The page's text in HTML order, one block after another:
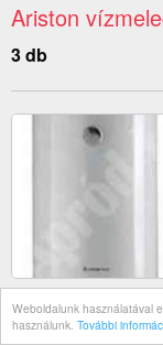
Weboldalunk használatával
használunk. További
Ariston
3 db
Vízmelegítő
villanybojler